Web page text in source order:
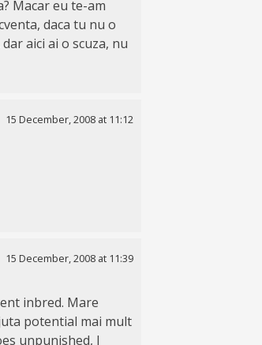
Macar eu te-am
daca tu nu o
aici ai o scuza, nu
15 December, 2008 at 11:12
15 December, 2008 at 11:39
inbred. Mare
potential mai mult
unpunished, I